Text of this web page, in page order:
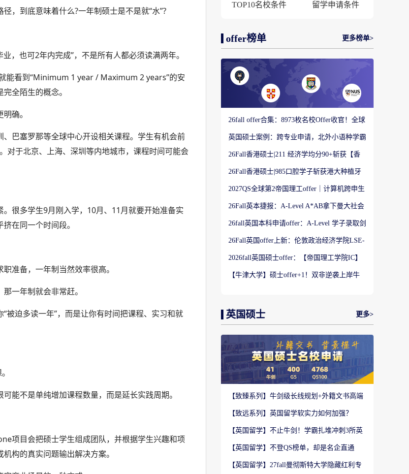
，到底意味着什么?一年制硕士是不是就“水”?
，也可2年内完成”，不是所有人都必须读满两年。
能看到“Minimum 1 year / Maximum 2 years”的安
全陌生的概念。
确。
巴塞罗那等全球中心开设相关课程。学生有机会前
对于北京、上海、深圳等内地城市，课程时间可能会
很多学生9月刚入学，10月、11月就要开始准备实
在同一个时间段。
准备，一年制当然效率很高。
一年制就会非常赶。
被迫多读一年”，而是让你有时间把课程、实习和就
能不是单纯增加课程数量，而是延长实践周期。
项目会把硕士学生组成团队，并根据学生兴趣和项
构的真实问题输出解决方案。
TOP10名校条件 留学申请条件
offer榜单 更多榜单>
26fall offer合集：8973枚名校Offer收官！全球
英国硕士案例：跨专业申请，北外小语种学霸
26Fall香港硕士|211 经济学均分90+斩获【香
26Fall香港硕士|985口腔学子斩获港大种植牙
2027QS全球第2帝国理工offer｜计算机跨申生
26Fall英本捷报：A-Level A*AB拿下曼大社会
26fall英国本科申请offer：A-Level 学子录取剑
26Fall英国offer上新：伦敦政治经济学院LSE-
2026fall英国硕士offer：【帝国理工学院IC】
【牛津大学】硕士offer+1！双非逆袭上岸牛
英国硕士 更多>
【致臻系列】牛剑级长线规划+外籍文书高端
【致远系列】英国留学软实力如何加强？
【英国留学】不止牛剑！学霸扎堆冲刺3所英
【英国留学】不登QS榜单，却是名企直通
【英国留学】27fall曼彻斯特大学隐藏红利专